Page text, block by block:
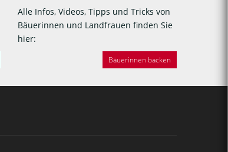
Alle Infos, Videos, Tipps und Tricks von
Bäuerinnen und Landfrauen finden Sie
hier:
Bäuerinnen backen